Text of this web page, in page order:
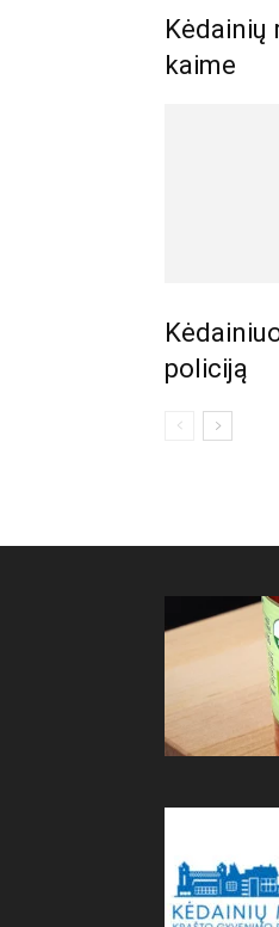
Kėdainių
kaime
policiją